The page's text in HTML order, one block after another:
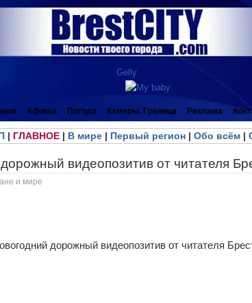
Афиша Погода Камеры. Граница Реклама
| ГЛАВНОЕ| В мире| Первый регион| Обо всём|
видеопозитив от читателя
и мире